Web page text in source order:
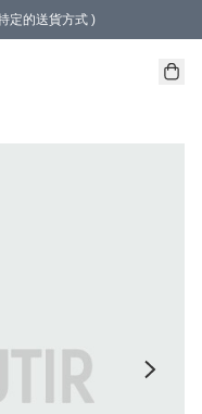
定的送貨方式 )